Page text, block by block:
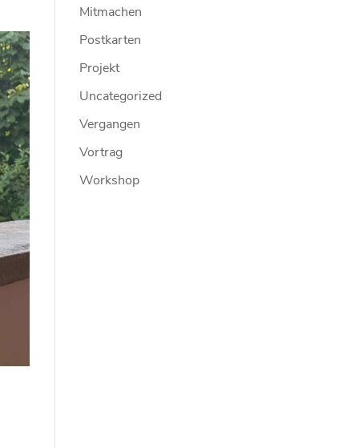
Mitmachen
Postkarten
Projekt
Uncategorized
Vergangen
Vortrag
Workshop